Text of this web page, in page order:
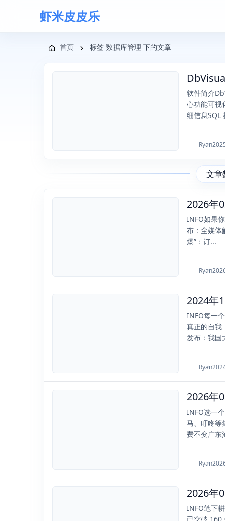
虾米皮皮乐
首页 标签 数据库管理 下的文章
2025-11-13
软件简介
心功能可视
细信息SQL
Ryan
文章
2026-02-18
2026年
INFO如果
布：全媒体
爆”：订...
Ryan
2024-11-25
INFO每一
真正的自我
发布：我国
Ryan
2026-02-11
2026年
INFO选一
马、叮咚等
费不变广东
Ryan
2026-06-07
INFO笔下